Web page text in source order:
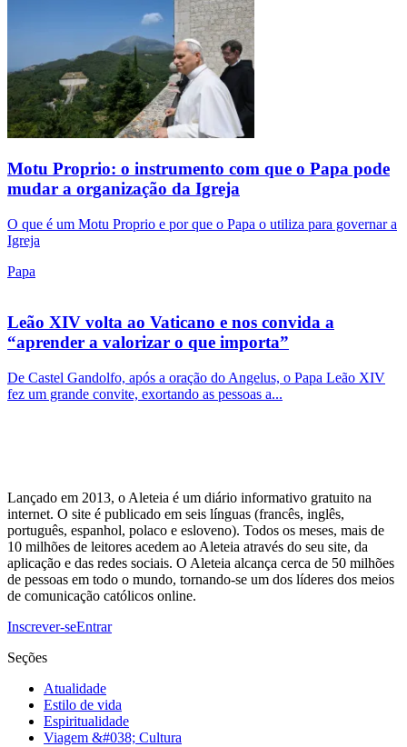
Motu Proprio: o instrumento com que o Papa pode
mudar a organização da Igreja
O que é um Motu Proprio e por que o Papa o utiliza para governar a
Igreja
Papa
Leão XIV volta ao Vaticano e nos convida a
“aprender a valorizar o que importa”
De Castel Gandolfo, após a oração do Angelus, o Papa Leão XIV
fez um grande convite, exortando as pessoas a...
Lançado em 2013, o Aleteia é um diário informativo gratuito na
internet. O site é publicado em seis línguas (francês, inglês,
português, espanhol, polaco e esloveno). Todos os meses, mais de
10 milhões de leitores acedem ao Aleteia através do seu site, da
aplicação e das redes sociais. O Aleteia alcança cerca de 50 milhões
de pessoas em todo o mundo, tornando-se um dos líderes dos meios
de comunicação católicos online.
Inscrever-seEntrar
Seções
Atualidade
Estilo de vida
Espiritualidade
Viagem &#038; Cultura